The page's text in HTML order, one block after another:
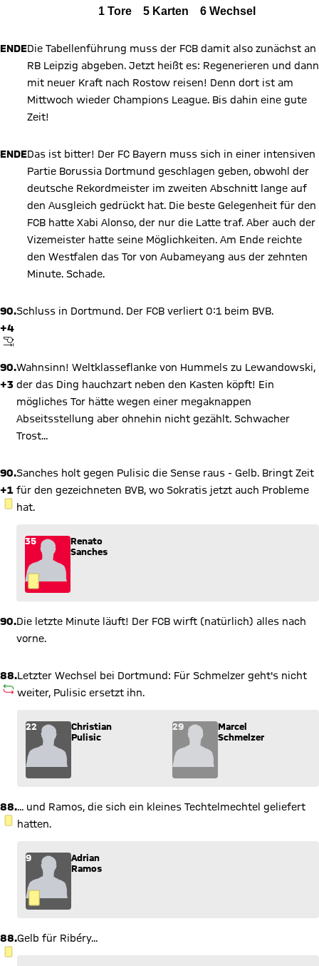
1 Tore 5 Karten 6 Wechsel
ENDEDie Tabellenführung muss der FCB damit also zunächst an
RB Leipzig abgeben. Jetzt heißt es: Regenerieren und dann
mit neuer Kraft nach Rostow reisen! Denn dort ist am
Mittwoch wieder Champions League. Bis dahin eine gute
Zeit!
ENDEDas ist bitter! Der FC Bayern muss sich in einer intensiven
Partie Borussia Dortmund geschlagen geben, obwohl der
deutsche Rekordmeister im zweiten Abschnitt lange auf
den Ausgleich gedrückt hat. Die beste Gelegenheit für den
FCB hatte Xabi Alonso, der nur die Latte traf. Aber auch der
Vizemeister hatte seine Möglichkeiten. Am Ende reichte
den Westfalen das Tor von Aubameyang aus der zehnten
Minute. Schade.
90.
+4
ABPFIFF
Schluss in Dortmund. Der FCB verliert 0:1 beim BVB.
90.
+3
Wahnsinn! Weltklasseflanke von Hummels zu Lewandowski,
der das Ding hauchzart neben den Kasten köpft! Ein
mögliches Tor hätte wegen einer megaknappen
Abseitsstellung aber ohnehin nicht gezählt. Schwacher
Trost...
90.
+1
GELBE KARTE
Sanches holt gegen Pulisic die Sense raus - Gelb. Bringt Zeit
für den gezeichneten BVB, wo Sokratis jetzt auch Probleme
hat.
35
Renato
Sanches
90.Die letzte Minute läuft! Der FCB wirft (natürlich) alles nach
vorne.
88.
AUSWECHSLUNG
Letzter Wechsel bei Dortmund: Für Schmelzer geht's nicht
weiter, Pulisic ersetzt ihn.
Wechsel: Christian Pulisic (22) kommt für Marcel
22
Christian
Pulisic
29
Marcel
Schmelzer
88.
GELBE KARTE
... und Ramos, die sich ein kleines Techtelmechtel geliefert
hatten.
9
Adrian
Ramos
88.
GELBE KARTE
Gelb für Ribéry...